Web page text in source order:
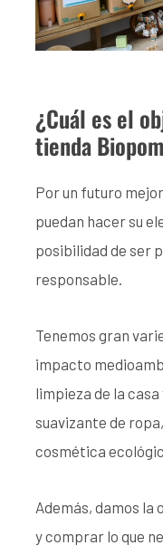
¿Cuál es el
tienda
Por un futuro
puedan hacer su
posibilidad de ser
responsable.
Tenemos gran
impacto
limpieza de la
suavizante de
cosmética
Además, damos la
y comprar lo que